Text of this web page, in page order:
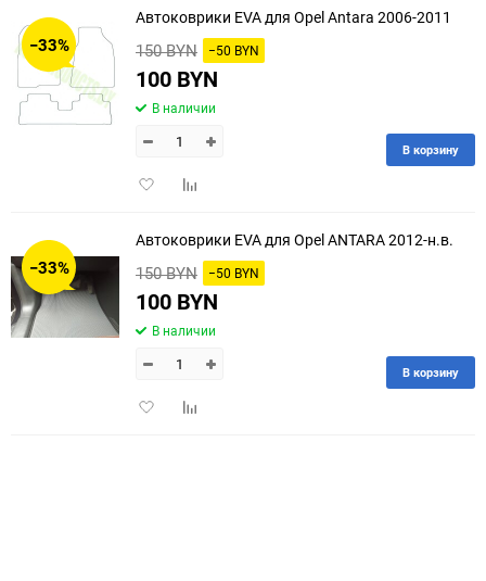
30
150
−33%
Автоковрики EVA для Opel Antara 2006-2011
150 BYN −50 BYN
100 BYN
В наличии
ДобавитьДобавить
В корзину
−33%
Автоковрики EVA для Opel ANTARA 2012-н.в.
150 BYN −50 BYN
100 BYN
В наличии
ДобавитьДобавить
В корзину